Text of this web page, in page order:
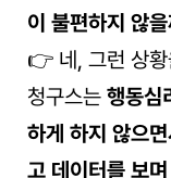
이 불편하지 않
👉 네, 그런 상황
청구스는 행동심
하게 하지 않으
고 데이터를 보